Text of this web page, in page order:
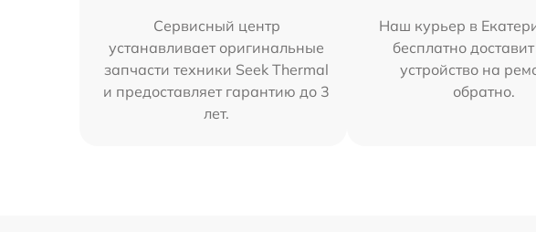
Сервисный центр
устанавливает оригинальные
запчасти техники Seek Thermal
и предоставляет гарантию до 3
лет.
Наш курьер в
бесплатно
устройство на
обратно.